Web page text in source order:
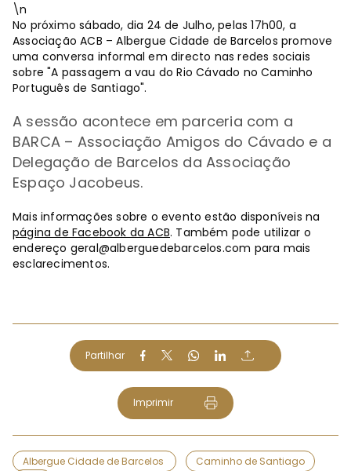
\n
No próximo sábado, dia 24 de Julho, pelas 17h00, a
Associação ACB – Albergue Cidade de Barcelos promove
uma conversa informal em directo nas redes sociais
sobre "A passagem a vau do Rio Cávado no Caminho
Português de Santiago".
A sessão acontece em parceria com a
BARCA – Associação Amigos do Cávado e a
Delegação de Barcelos da Associação
Espaço Jacobeus.
Mais informações sobre o evento estão disponíveis na
página de Facebook da ACB. Também pode utilizar o
endereço geral@alberguedebarcelos.com para mais
esclarecimentos.
Partilhar
Imprimir
Albergue Cidade de Barcelos
Caminho de Santiago